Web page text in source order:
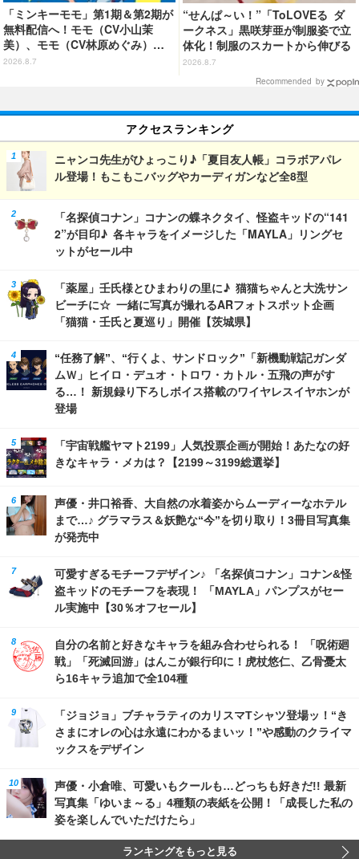
「ミンキーモモ」第1期＆第2期が
無料配信へ！モモ（CV小山茉
美）、モモ（CV林原めぐみ）…
どちらも楽しめる☆【8月10日
2026.8.7
“せんぱ～い！”「ToLOVEる ダ
ークネス」黒咲芽亜が制服姿で立
体化！制服のスカートから伸びる
下半身のプロポーションの再現が
2026.8.7
Recommended by
アクセスランキング
ニャンコ先生がひょっこり♪「夏目友人帳」コラボアパレ
ル登場！もこもこバッグやカーディガンなど全8型
「名探偵コナン」コナンの蝶ネクタイ、怪盗キッドの“141
2”が目印♪ 各キャラをイメージした「MAYLA」リングセ
ットがセール中
「薬屋」壬氏様とひまわりの里に♪ 猫猫ちゃんと大洗サン
ビーチに☆ 一緒に写真が撮れるARフォトスポット企画
「猫猫・壬氏と夏巡り」開催【茨城県】
“任務了解”、“行くよ、サンドロック”「新機動戦記ガンダ
ムＷ」ヒイロ・デュオ・トロワ・カトル・五飛の声がす
る…！ 新規録り下ろしボイス搭載のワイヤレスイヤホンが
登場
「宇宙戦艦ヤマト2199」人気投票企画が開始！あたなの好
きなキャラ・メカは？【2199～3199総選挙】
声優・井口裕香、大自然の水着姿からムーディーなホテル
まで…♪ グラマラス＆妖艶な“今”を切り取り！3冊目写真集
が発売中
可愛すぎるモチーフデザイン♪ 「名探偵コナン」コナン&怪
盗キッドのモチーフを表現！ 「MAYLA」パンプスがセー
ル実施中【30％オフセール】
自分の名前と好きなキャラを組み合わせられる！ 「呪術廻
戦」「死滅回游」はんこが銀行印に！虎杖悠仁、乙骨憂太
ら16キャラ追加で全104種
「ジョジョ」ブチャラティのカリスマTシャツ登場ッ！“き
さまにオレの心は永遠にわかるまいッ！”や感動のクライマ
ックスをデザイン
声優・小倉唯、可愛いもクールも…どっちも好きだ!! 最新
写真集「ゆいま～る」4種類の表紙を公開！「成長した私の
姿を楽しんでいただけたら」
ランキングをもっと見る